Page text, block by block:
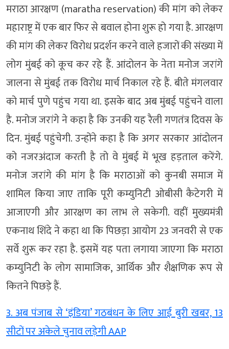
मराठा आरक्षण (maratha reservation) की मांग को लेकर
महाराष्ट्र में एक बार फिर से बवाल होना शुरू हो गया है. आरक्षण
की मांग की लेकर विरोध प्रदर्शन करने वाले हजारों की संख्या में
लोग मुंबई को कूच कर रहे हैं. आंदोलन के नेता मनोज जरांगे
जालना से मुंबई तक विरोध मार्च निकाल रहे हैं. बीते मंगलवार
को मार्च पुणे पहुंच गया था. इसके बाद अब मुंबई पहुंचने वाला
है. मनोज जरांगे ने कहा है कि उनकी यह रैली गणतंत्र दिवस के
दिन. मुंबई पहुंचेगी. उन्होंने कहा है कि अगर सरकार आंदोलन
को नजरअंदाज करती है तो वे मुंबई में भूख हड़ताल करेंगे.
मनोज जरांगे की मांग है कि मराठाओं को कुनबी समाज में
शामिल किया जाए ताकि पूरी कम्युनिटी ओबीसी कैटेगरी में
आजाएगी और आरक्षण का लाभ ले सकेगी. वहीं मुख्यमंत्री
एकनाथ शिंदे ने कहा था कि पिछड़ा आयोग 23 जनवरी से एक
सर्वे शुरू कर रहा है. इसमें यह पता लगाया जाएगा कि मराठा
कम्युनिटी के लोग सामाजिक, आर्थिक और शैक्षणिक रूप से
कितने पिछड़े हैं.
3. अब पंजाब से ‘इंडिया’ गठबंधन के लिए आई बुरी खबर, 13
सीटों पर अकेले चुनाव लड़ेगी AAP